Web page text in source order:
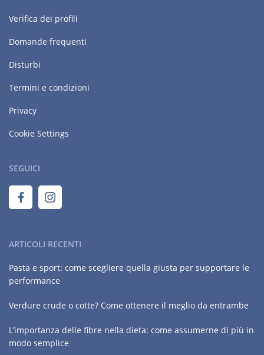
Verifica dei profili
Domande frequenti
Disturbi
Termini e condizioni
Privacy
Cookie Settings
SEGUICI
ARTICOLI RECENTI
Pasta e sport: come scegliere quella giusta per supportare le
performance
Verdure crude o cotte? Come ottenere il meglio da entrambe
L’importanza delle fibre nella dieta: come assumerne di più in
modo semplice